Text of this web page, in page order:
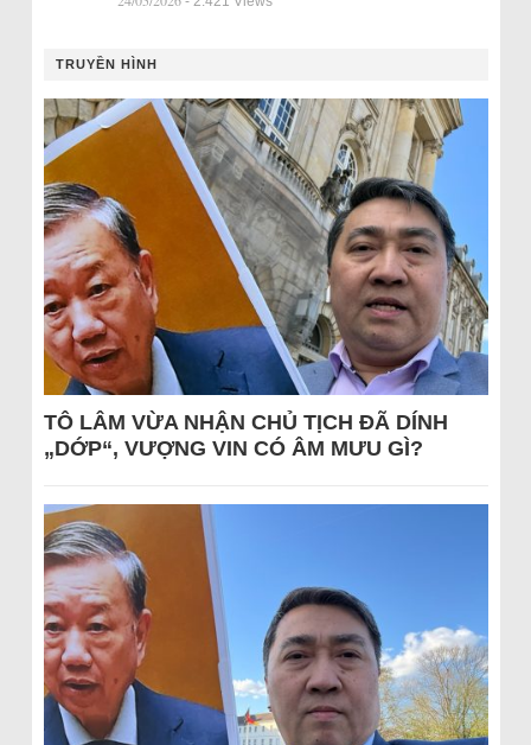
TRUYỀN HÌNH
TÔ LÂM VỪA NHẬN CHỦ TỊCH ĐÃ DÍNH
„DỚP“, VƯỢNG VIN CÓ ÂM MƯU GÌ?